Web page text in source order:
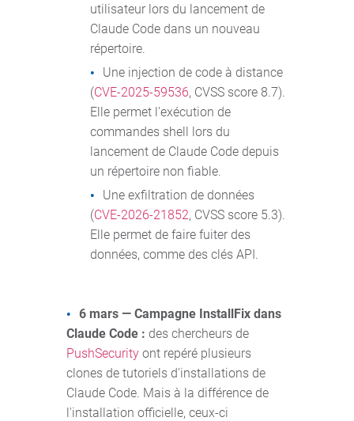
utilisateur lors du lancement de
Claude Code dans un nouveau
répertoire.
Une injection de code à distance
(CVE-2025-59536, CVSS score 8.7).
Elle permet l'exécution de
commandes shell lors du
lancement de Claude Code depuis
un répertoire non fiable.
Une exfiltration de données
(CVE-2026-21852, CVSS score 5.3).
Elle permet de faire fuiter des
données, comme des clés API.
6 mars — Campagne InstallFix dans
Claude Code : des chercheurs de
PushSecurity ont repéré plusieurs
clones de tutoriels d'installations de
Claude Code. Mais à la différence de
l'installation officielle, ceux-ci